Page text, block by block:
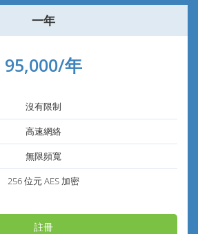
一年
95,000/年
沒有限制
高速網絡
無限頻寬
256 位元 AES 加密
註冊